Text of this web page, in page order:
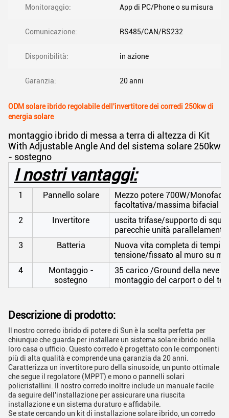
Monitoraggio: App di PC/Phone o su misura
Comunicazione: RS485/CAN/RS232
Disponibilità: in azione
Garanzia: 20 anni
ODM solare ibrido regolabile dell'invertitore dei corredi 250kw di
energia solare
montaggio ibrido di messa a terra di altezza di Kit
With Adjustable Angle And del sistema solare 250kw
- sostegno
I nostri vantaggi:
1 Pannello solare
Mezzo potere 700W/
facoltativa/massima bifacial o
2
Invertitore
uscita trifase/supporto di
parecchie unità
3
Batteria
Nuova vita completa di tempi
tensione/fissato al muro su
4
Montaggio -
sostegno
35 carico /Ground della neve
montaggio del carport o del
Descrizione di prodotto:
Il nostro corredo ibrido di potere di Sun è la scelta perfetta per
chiunque che guarda per installare un sistema solare ibrido nella
loro casa o ufficio. Questo corredo è progettato con le componenti
più di alta qualità e comprende una garanzia da 20 anni.
Caratterizza un invertitore puro della sinusoide, un punto ottimale
che segue il regolatore (MPPT) e mono o pannelli solari
policristallini. Il nostro corredo inoltre include un manuale facile
da seguire dell'installazione per assicurare una riuscita
installazione e un sistema duraturo e affidabile.
Se state cercando un kit di installazione solare ibrido, un corredo